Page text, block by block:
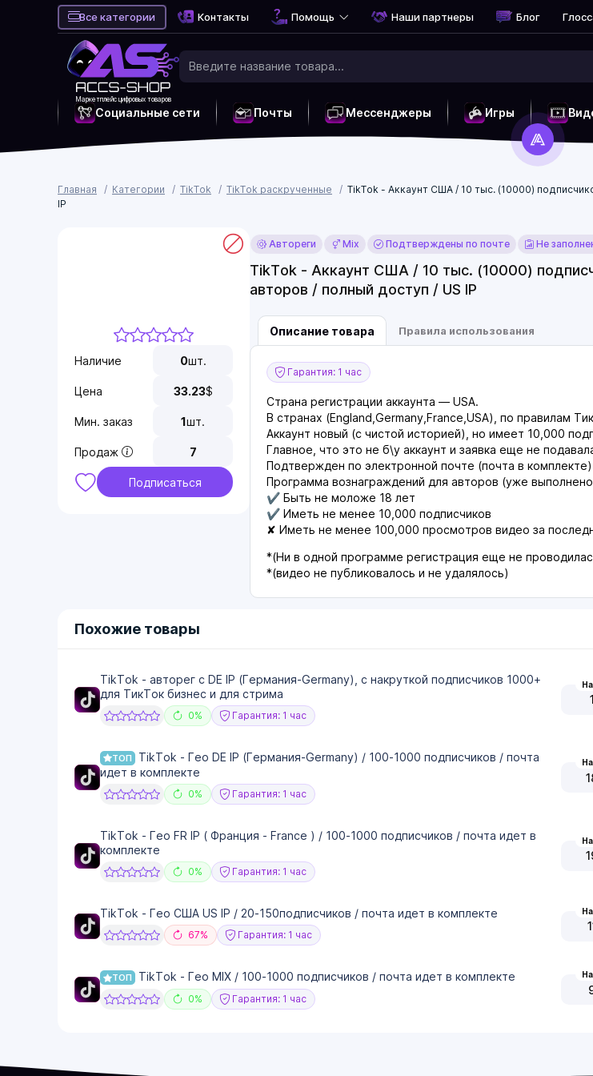
Все категории Контакты Помощь Наши партнеры Блог
Маркетплейс цифровых товаров
Социальные сети Почты Мессенджеры Игры
Главная Категории TikTok TikTok раскрученные
TikTok - Аккаунт США / 10 тыс. (10000)
IP
Наличие 0шт.
Цена 33.23$
Мин. заказ 1шт.
Продаж 7
Подписаться
Автореги Mix Подтверждены по почте Не
TikTok - Аккаунт США / 10 тыс. (10000)
авторов / полный доступ / US IP
Описание товара Правила использования
Гарантия: 1 час
Страна регистрации аккаунта — USA.
В странах (England,Germany,France,USA), по правилам
Аккаунт новый (с чистой историей), но имеет 10,000
Главное, что это не б\у аккаунт и заявка еще не
Подтвержден по электронной почте (почта в комплекте)
Программа вознаграждений для авторов (уже
✔️ Быть не моложе 18 лет
✔️ Иметь не менее 10,000 подписчиков
✘ Иметь не менее 100,000 просмотров видео за
*(Ни в одной программе регистрация еще не
*(видео не публиковалось и не удалялось)
Похожие товары
TikTok - авторег с DE IP (Германия-Germany), с накруткой подписчиков 1000+
для ТикТок бизнес и для стрима
0% Гарантия: 1 час
1
ТОП
TikTok - Гео DE IP (Германия-Germany) / 100-1000 подписчиков / почта
идет в комплекте
0% Гарантия: 1 час
TikTok - Гео FR IP ( Франция - France ) / 100-1000 подписчиков / почта идет в
комплекте
0% Гарантия: 1 час
TikTok - Гео США US IP / 20-150подписчиков / почта идет в комплекте
67% Гарантия: 1 час
ТОП TikTok - Гео MIX / 100-1000 подписчиков / почта идет в комплекте
0% Гарантия: 1 час